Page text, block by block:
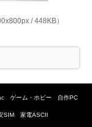
/ 448KB）
ゲーム・ホビー 自作PC
SIM 家電ASCII